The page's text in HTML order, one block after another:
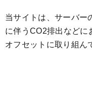
当サイトは、サーバー
に伴うCO2排出などに
オフセットに取り組ん